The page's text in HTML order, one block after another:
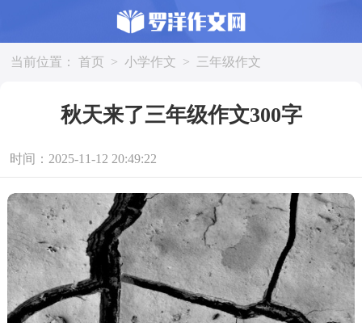
当前位置： 首页 > 小学作文 > 三年级作文
秋天来了三年级作文300字
时间：2025-11-12 20:49:22